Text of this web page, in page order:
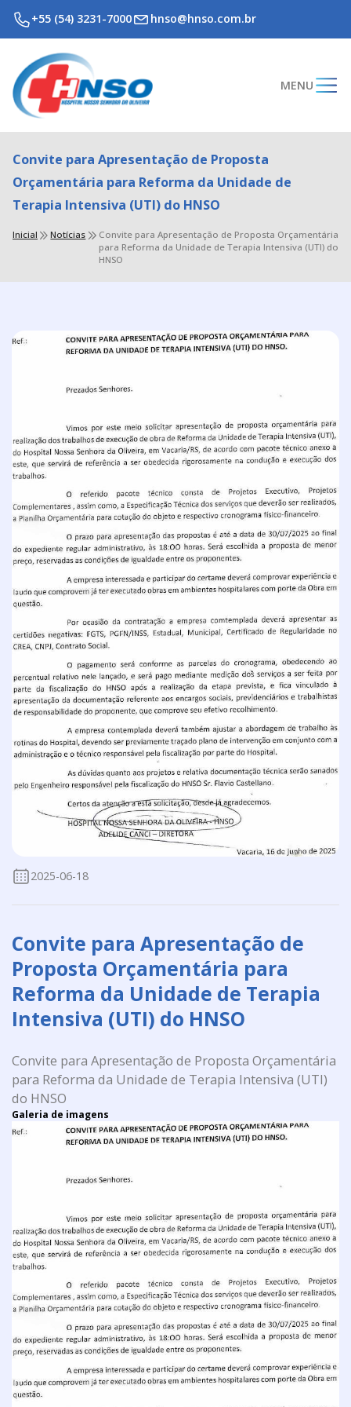
+55 (54) 3231-7000 hnso@hnso.com.br
MENU
Convite para Apresentação de Proposta
Orçamentária para Reforma da Unidade de
Terapia Intensiva (UTI) do HNSO
Inicial Notícias
Convite para Apresentação de Proposta Orçamentária
para Reforma da Unidade de Terapia Intensiva (UTI) do
HNSO
2025-06-18
Convite para Apresentação de
Proposta Orçamentária para
Reforma da Unidade de Terapia
Intensiva (UTI) do HNSO
Convite para Apresentação de Proposta Orçamentária
para Reforma da Unidade de Terapia Intensiva (UTI)
do HNSO
Galeria de imagens